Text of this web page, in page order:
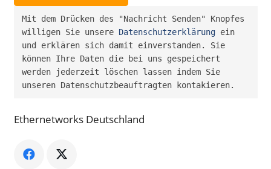
Mit dem Drücken des "Nachricht Senden" Knopfes
willigen Sie unsere Datenschutzerklärung ein
und erklären sich damit einverstanden. Sie
können Ihre Daten die bei uns gespeichert
werden jederzeit löschen lassen indem Sie
unseren Datenschutzbeauftragten kontakieren.
Ethernetworks Deutschland